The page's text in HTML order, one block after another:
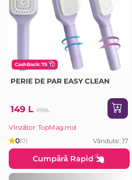
CashBack: 75
PERIE DE PAR EASY CLEAN
149 L 179L
Vînzător: TopMag.md
0(0) Vândute: 17
Cumpără Rapid